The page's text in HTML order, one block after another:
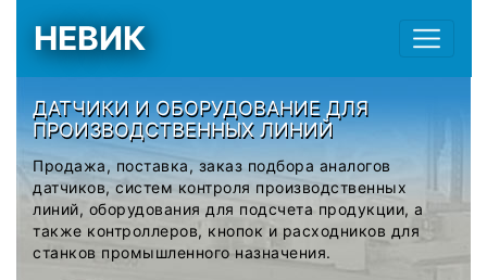
НЕВИК
ДАТЧИКИ И ОБОРУДОВАНИЕ ДЛЯ
ПРОИЗВОДСТВЕННЫХ ЛИНИЙ
Продажа, поставка, заказ подбора аналогов
датчиков, систем контроля производственных
линий, оборудования для подсчета продукции, а
также контроллеров, кнопок и расходников для
станков промышленного назначения.